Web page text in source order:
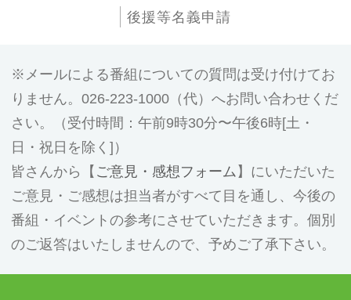
後援等名義申請
メールによる番組についての質問は受け付けてお
りません。026-223-1000（代）へお問い合わせくだ
さい。（受付時間：午前9時30分〜午後6時[土・
日・祝日を除く]）
皆さんから【 ご意見・感想フォーム 】にいただいた
ご意見・ご感想は担当者がすべて目を通し、今後の
番組・イベントの参考にさせていただきます。個別
のご返答はいたしませんので、予めご了承下さい。